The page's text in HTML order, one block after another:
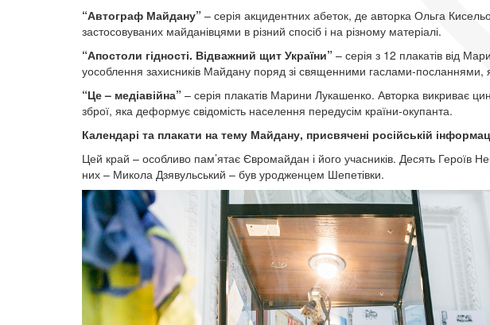
“Автограф Майдану” – серія акцидентних абеток, де авторка Ольга
застосовуваних майданівцями в різний спосіб і на різному матеріалі.
“Апостоли гідності. Відважний щит України” – серія з 12 плакатів від
уособлення захисників Майдану поряд зі священними гаслами-посланнями,
“Це – медіавійна”– серія плакатів Марини Лукашенко. Авторка викриває
зброї, яка деформує свідомість населення передусім країни-окупанта.
Календарі та плакати на тему Майдану, присвячені російській
Цей край – особливо пам’ятає Євромайдан і його учасників. Десять Героїв
них – Микола Дзявульський – був уродженцем Шепетівки.